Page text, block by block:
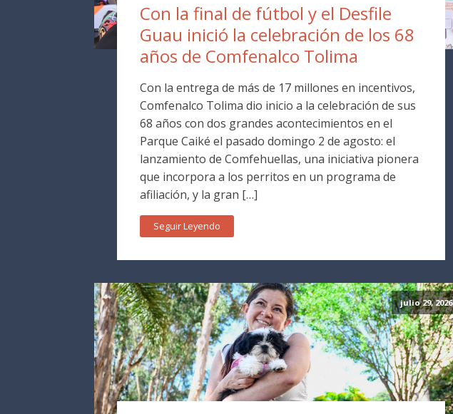
Con la final de fútbol y el Desfile
Guau inició la celebración de los 68
años de Comfenalco Tolima
Con la entrega de más de 17 millones en incentivos,
Comfenalco Tolima dio inicio a la celebración de sus
68 años con dos grandes acontecimientos en el
Parque Caiké el pasado domingo 2 de agosto: el
lanzamiento de Comfehuellas, una iniciativa pionera
que incorpora a los perritos en un programa de
afiliación, y la gran […]
Seguir Leyendo
julio 29, 2026